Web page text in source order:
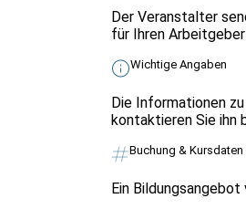
Der Veranstalter
für Ihren Arbeitgeber
Wichtige Angaben
Die Informationen
kontaktieren Sie ihn
Buchung & Kursdaten
Ein Bildungsangebot